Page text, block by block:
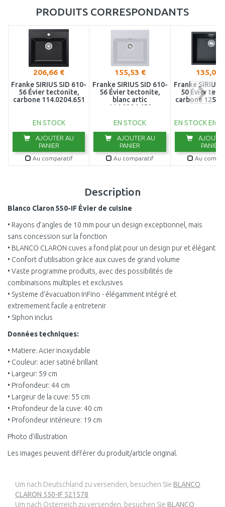
PRODUITS CORRESPONDANTS
206,66 €
Franke SIRIUS SID 610-
56 Évier tectonite,
carbone 114.0204.651
EN STOCK
AJOUTER AU
PANIER
Au comparatif
155,53 €
Franke SIRIUS SID 610-
56 Évier tectonite,
blanc artic
114.0204.650
EN STOCK
AJOUTER AU
PANIER
Au comparatif
135,08
Franke SIRIUS
50 Évier
carbone
EN STOCK EN
PANIER
Au
Description
Blanco Claron 550-IF Évier de cuisine
• Rayons d’angles de 10 mm pour un design exceptionnel, mais
sans concession sur la fonction
• BLANCO CLARON cuves a fond plat pour un design pur et élégant
• Confort d’utilisation grâce aux cuves de grand volume
• Vaste programme produits, avec des possibilités de
combinaisons multiples et exclusives
• Systeme d‘évacuation InFino - élégamment intégré et
extremement facile a entretenir
• Siphon inclus
Données techniques:
• Matiere: Acier inoxydable
• Couleur: acier satiné brillant
• Largeur: 59 cm
• Profondeur: 44 cm
• Largeur de la cuve: 55 cm
• Profondeur de la cuve: 40 cm
• Profondeur intérieure: 19 cm
Photo d'illustration
Les images peuvent différer du produit/article original.
Um nach Deutschland zu versenden, besuchen Sie BLANCO
CLARON 550-IF 521578
Um nach Österreich zu versenden, besuchen Sie BLANCO